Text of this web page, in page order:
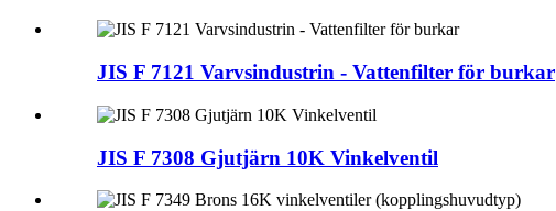
JIS F 7121 Varvsindustrin - Vattenfilter för burkar
JIS F 7308 Gjutjärn 10K Vinkelventil